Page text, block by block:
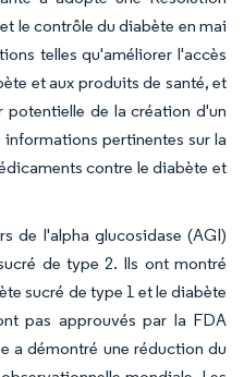
le contrôle du diabète en mai
telles qu'améliorer l'accès
et aux produits de santé, et
potentielle de la création d'un
pertinentes sur la
contre le diabète et
de l'alpha glucosidase (AGI)
de type 2. Ils ont montré
sucré de type 1 et le diabète
pas approuvés par la FDA
a démontré une réduction du